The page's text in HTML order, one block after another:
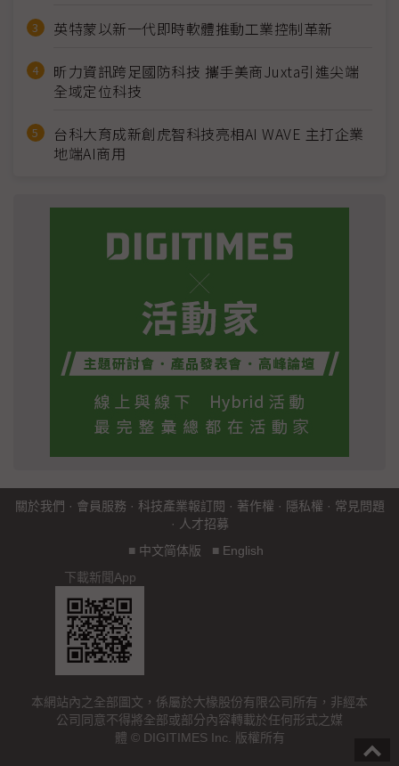
英特蒙以新一代即時軟體推動工業控制革新
昕力資訊跨足國防科技 攜手美商Juxta引進尖端
全域定位科技
台科大育成新創虎智科技亮相AI WAVE 主打企業
地端AI商用
關於我們 · 會員服務 · 科技產業報訂閱 · 著作權 · 隱私權 · 常見問題
· 人才招募
■ 中文简体版 ■ English
下載新聞App
本網站內之全部圖文，係屬於大椽股份有限公司所有，非經本
公司同意不得將全部或部分內容轉載於任何形式之媒
體 © DIGITIMES Inc. 版權所有